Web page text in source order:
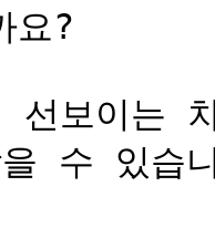
요?
선보이는
을 수 있습